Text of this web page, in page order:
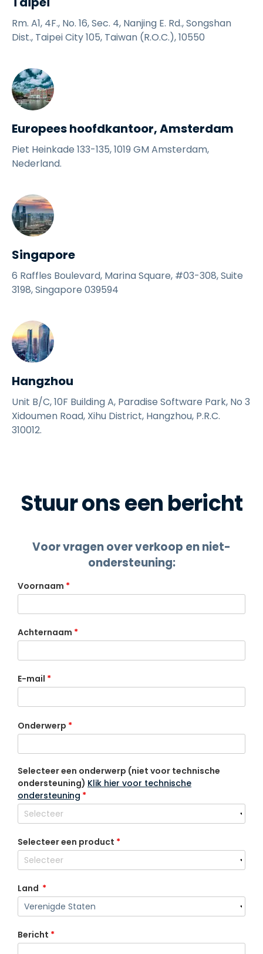
Rm. A1, 4F., No. 16, Sec. 4, Nanjing E. Rd., Songshan
Dist., Taipei City 105, Taiwan (R.O.C.), 10550
Europees hoofdkantoor, Amsterdam
Piet Heinkade 133-135, 1019 GM Amsterdam,
Nederland.
Singapore
6 Raffles Boulevard, Marina Square, #03-308, Suite
3198, Singapore 039594
Hangzhou
Unit B/C, 10F Building A, Paradise Software Park, No 3
Xidoumen Road, Xihu District, Hangzhou, P.R.C.
310012.
Stuur ons een bericht
Voor vragen over verkoop en niet-
ondersteuning:
Voornaam *
Achternaam *
E-mail *
Onderwerp *
Selecteer een onderwerp (niet voor technische
ondersteuning) Klik hier voor technische
ondersteuning *
Selecteer een product *
Land *
Bericht *